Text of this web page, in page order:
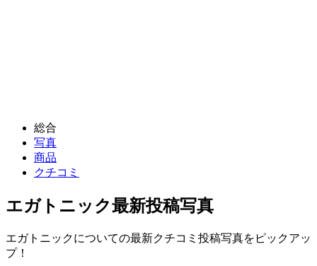
総合
写真
商品
クチコミ
エガトニック最新投稿写真
エガトニックについての最新クチコミ投稿写真をピックアッ
プ！